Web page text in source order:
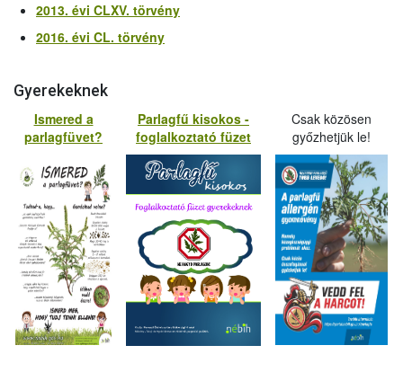
2013. évi CLXV. törvény
2016. évi CL. törvény
Gyerekeknek
Ismered a
parlagfüvet?
Parlagfű kisokos -
foglalkoztató füzet
Csak közösen
győzhetjük le!